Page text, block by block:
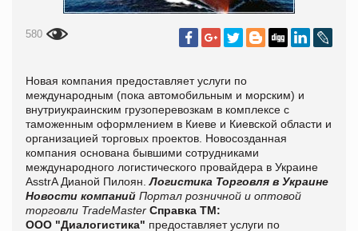
580
Новая компания предоставляет услуги по
международным (пока автомобильным и морским) и
внутриукраинским грузоперевозкам в комплексе с
таможенным оформлением в Киеве и Киевской области и
организацией торговых проектов. Новосозданная
компания основана бывшими сотрудниками
международного логистического провайдера в Украине
AsstrA Дианой Пилоян.Логистика Торговля в Украине
Новости компаний Портал розничной и оптовой
торговли TradeMaster Справка ТМ:
ООО "Диалогистика" предоставляет услуги по